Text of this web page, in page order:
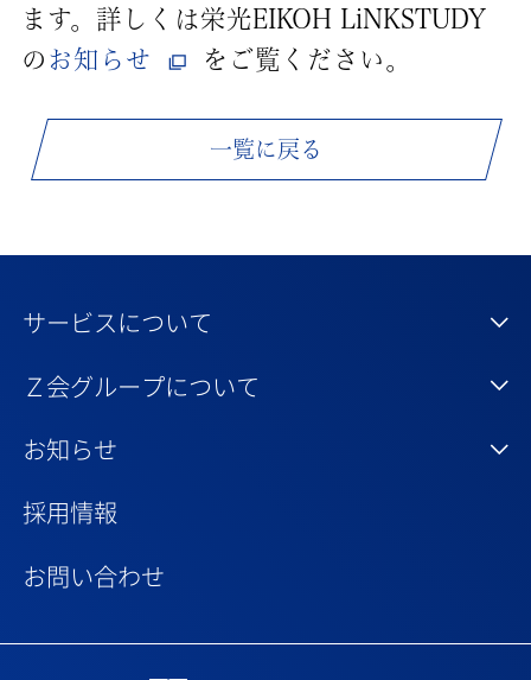
ます。詳しくは栄光EIKOH LiNKSTUDY
の お知らせ をご覧ください。
一覧に戻る
サービスについて
Ｚ会グループについて
お知らせ
採用情報
お問い合わせ